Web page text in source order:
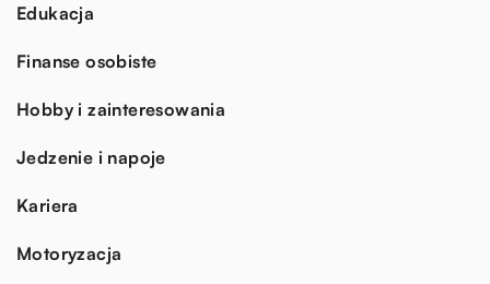
Edukacja
Finanse osobiste
Hobby i zainteresowania
Jedzenie i napoje
Kariera
Motoryzacja